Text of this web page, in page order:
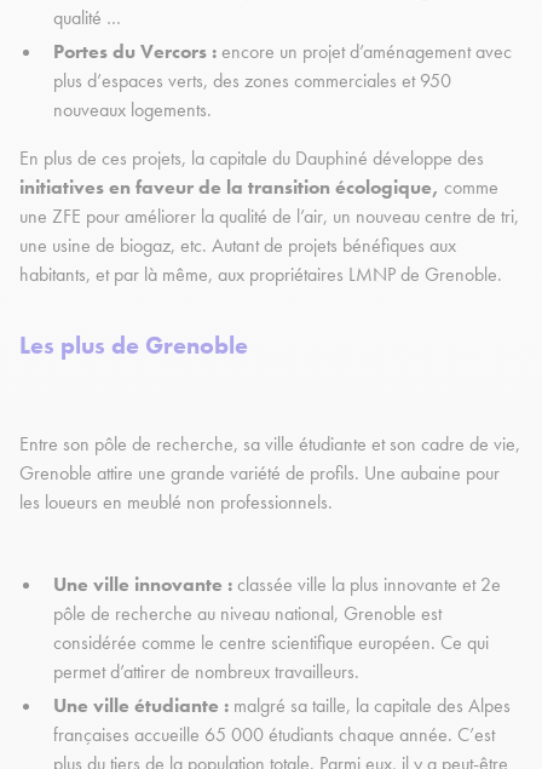
qualité …
Portes du Vercors :encore un projet d’aménagement avec
plus d’espaces verts, des zones commerciales et 950
nouveaux logements.
En plus de ces projets, la capitale du Dauphiné développe des
initiatives en faveur de la transition écologique, comme
une ZFE pour améliorer la qualité de l’air, un nouveau centre de tri,
une usine de biogaz, etc. Autant de projets bénéfiques aux
habitants, et par là même, aux propriétaires LMNP de Grenoble.
Les plus de Grenoble
Entre son pôle de recherche, sa ville étudiante et son cadre de vie,
Grenoble attire une grande variété de profils. Une aubaine pour
les loueurs en meublé non professionnels.
Une ville innovante :classée ville la plus innovante et 2e
pôle de recherche au niveau national, Grenoble est
considérée comme le centre scientifique européen. Ce qui
permet d’attirer de nombreux travailleurs.
Une ville étudiante : malgré sa taille, la capitale des Alpes
françaises accueille 65 000 étudiants chaque année. C’est